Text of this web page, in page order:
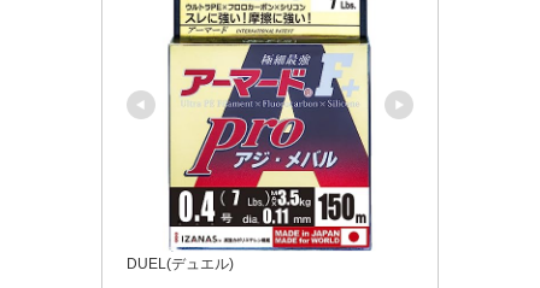
DUEL(デュエル)